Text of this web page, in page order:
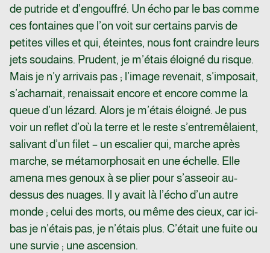
de putride et d’engouffré. Un écho par le bas comme
ces fontaines que l’on voit sur certains parvis de
petites villes et qui, éteintes, nous font craindre leurs
jets soudains. Prudent, je m’étais éloigné du risque.
Mais je n’y arrivais pas ; l’image revenait, s’imposait,
s’acharnait, renaissait encore et encore comme la
queue d’un lézard. Alors je m’étais éloigné. Je pus
voir un reflet d’où la terre et le reste s’entremêlaient,
salivant d’un filet – un escalier qui, marche après
marche, se métamorphosait en une échelle. Elle
amena mes genoux à se plier pour s’asseoir au-
dessus des nuages. Il y avait là l’écho d’un autre
monde ; celui des morts, ou même des cieux, car ici-
bas je n’étais pas, je n’étais plus. C’était une fuite ou
une survie ; une ascension.